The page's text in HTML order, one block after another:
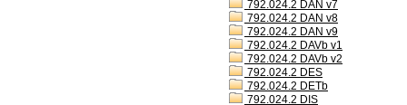
792.024.2 DAN v7
792.024.2 DAN v8
792.024.2 DAN v9
792.024.2 DAVb v1
792.024.2 DAVb v2
792.024.2 DES
792.024.2 DETb
792.024.2 DIS